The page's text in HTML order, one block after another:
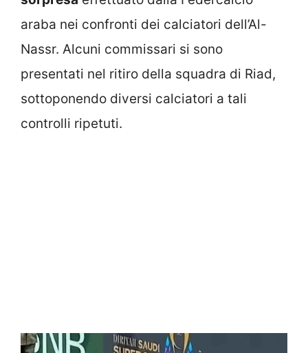
araba nei confronti dei calciatori dell’Al-
Nassr. Alcuni commissari si sono
presentati nel ritiro della squadra di Riad,
sottoponendo diversi calciatori a tali
controlli ripetuti.